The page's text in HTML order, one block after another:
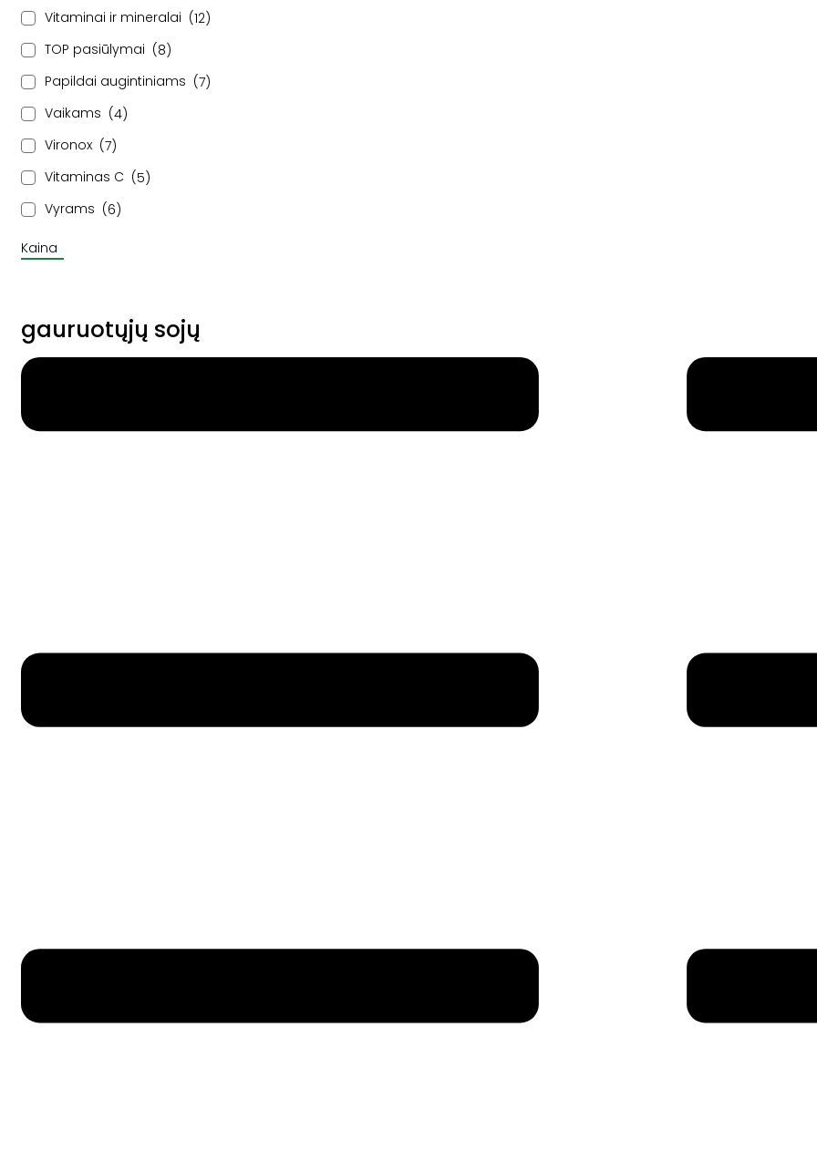
Vitaminai ir mineralai
12
TOP pasiūlymai
8
Papildai augintiniams
7
Vaikams
4
Vironox
7
Vitaminas C
5
Vyrams
6
Kaina
gauruotųjų sojų